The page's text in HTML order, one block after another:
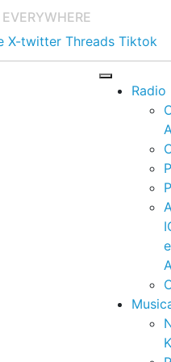
X-twitter Threads Tiktok
Radio
e